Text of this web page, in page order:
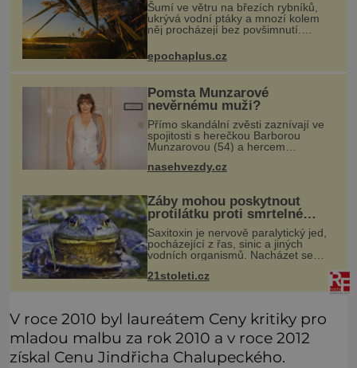
Šumí ve větru na březích rybníků,
ukrývá vodní ptáky a mnozí kolem
něj procházejí bez povšimnutí.
Přesto právě rákos pomáhal stavět
domy, vyrábět lodě, zapisovat první
texty a inspiroval řadu pověstí.
epochaplus.cz
Pomsta Munzarové
nevěrnému muži?
Přímo skandální zvěsti zaznívají ve
spojitosti s herečkou Barborou
Munzarovou (54) a hercem
Munzarová měla být totiž viděna s
nasehvezdy.cz
Žáby mohou poskytnout
protilátku proti smrtelné
otravě měkkýši
Saxitoxin je nervově paralytický jed,
pocházející z řas, sinic a jiných
vodních organismů. Nacházet se
mlžích, jako jsou ústřice nebo slávky.
21stoleti.cz
V roce 2010 byl laureátem Ceny kritiky pro
mladou malbu za rok 2010 a v roce 2012
získal Cenu Jindřicha Chalupeckého.